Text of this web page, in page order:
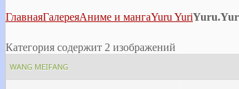
ГлавнаяГалереяАниме и мангаYuru Yuri
Категория содержит 2 изображений
WANG MEIFANG